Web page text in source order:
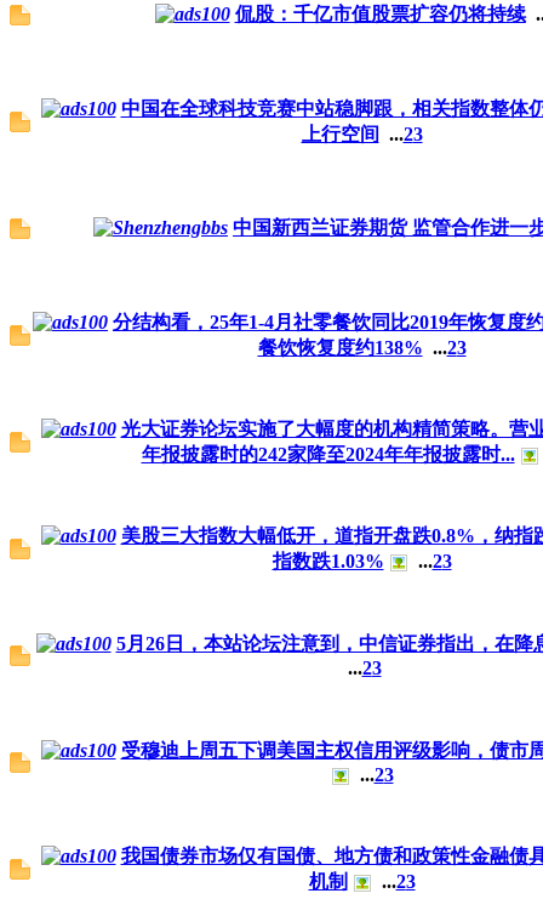
侃股：千亿市值股票扩容仍将持续
中国在全球科技竞赛中站稳脚跟，相关指数整体
上行空间 ...23
中国新西兰证券期货 监管合作进一
分结构看，25年1-4月社零餐饮同比2019年恢复度
餐饮恢复度约138% ...23
光大证券论坛实施了大幅度的机构精简策略。营
年报披露时的242家降至2024年年报披露时...
美股三大指数大幅低开，道指开盘跌0.8%，纳指
指数跌1.03%
...23
5月26日，本站论坛注意到，中信证券指出，在降
...23
受穆迪上周五下调美国主权信用评级影响，债市
...23
我国债券市场仅有国债、地方债和政策性金融债
机制
...23